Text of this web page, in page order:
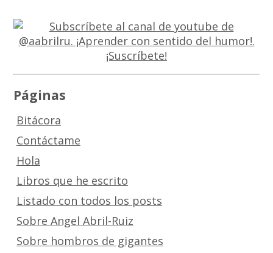
Páginas
Bitácora
Contáctame
Hola
Libros que he escrito
Listado con todos los posts
Sobre Angel Abril-Ruiz
Sobre hombros de gigantes